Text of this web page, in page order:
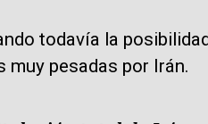
todavía la
pesadas por Irán.